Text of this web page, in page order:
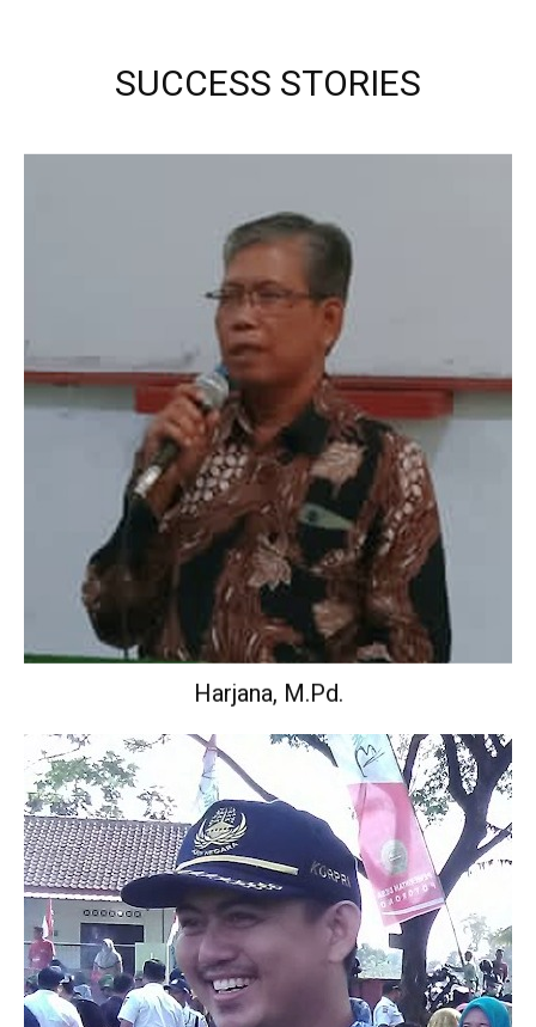
SUCCESS STORIES
Kepala Sekolah
Harjana, M.Pd.
Wakil Kepala Sekolah Urusan Kurikulum.